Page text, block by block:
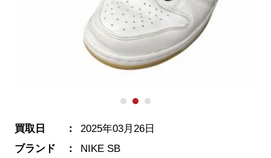
買取日
2025年03月26日
ブランド
NIKE SB